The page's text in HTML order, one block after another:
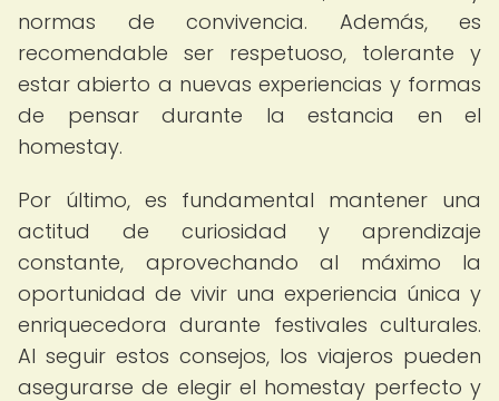
normas de convivencia. Además, es
recomendable ser respetuoso, tolerante y
estar abierto a nuevas experiencias y formas
de pensar durante la estancia en el
homestay.
Por último, es fundamental mantener una
actitud de curiosidad y aprendizaje
constante, aprovechando al máximo la
oportunidad de vivir una experiencia única y
enriquecedora durante festivales culturales.
Al seguir estos consejos, los viajeros pueden
asegurarse de elegir el homestay perfecto y